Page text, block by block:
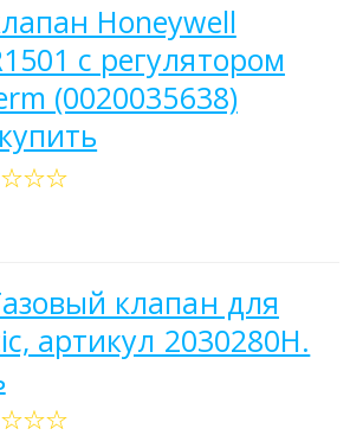
Honeywell
с регулятором
(0020035638)
клапан для
артикул 2030280H.